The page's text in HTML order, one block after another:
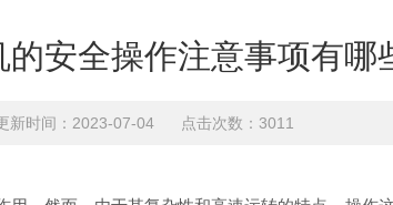
的安全操作注意事项有哪
新时间：2023-07-04 点击次数：3011